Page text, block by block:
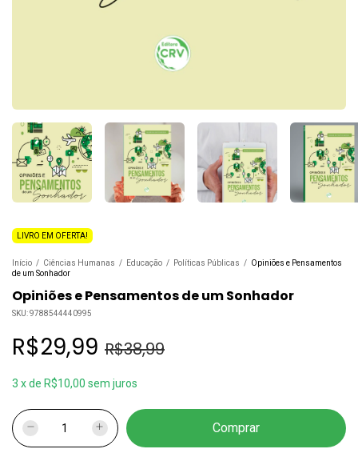
LIVRO EM OFERTA!
Início / Ciências Humanas / Educação / Políticas Públicas / Opiniões e Pensamentos
de um Sonhador
Opiniões e Pensamentos de um Sonhador
SKU:9788544440995
R$29,99 R$38,99
3 xde R$10,00 sem juros